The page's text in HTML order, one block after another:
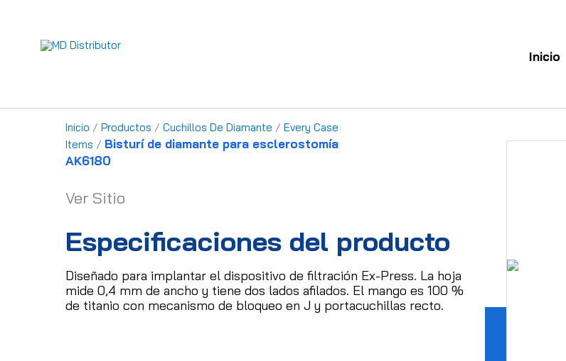
contenido
Inicio
Inicio / Productos / Cuchillos De Diamante / Every Case
Items / Bisturí de diamante para esclerostomía
AK6180
Ver Sitio
Especificaciones del producto
Diseñado para implantar el dispositivo de filtración Ex-Press. La hoja
mide 0,4 mm de ancho y tiene dos lados afilados. El mango es 100 %
de titanio con mecanismo de bloqueo en J y portacuchillas recto.